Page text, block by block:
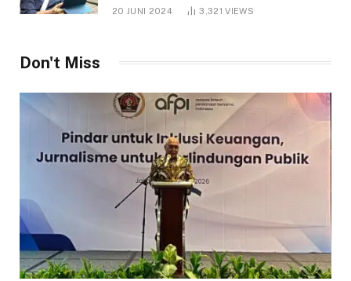
1.000 Hektare
20 JUNI 2024 3,321VIEWS
Don't Miss